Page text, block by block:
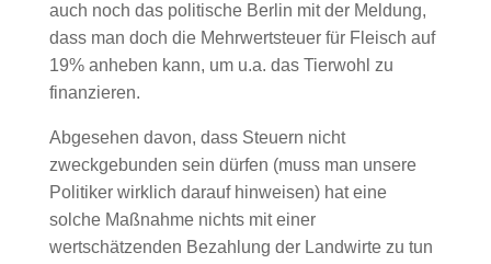
auch noch das politische Berlin mit der Meldung,
dass man doch die Mehrwertsteuer für Fleisch auf
19% anheben kann, um u.a. das Tierwohl zu
finanzieren.
Abgesehen davon, dass Steuern nicht
zweckgebunden sein dürfen (muss man unsere
Politiker wirklich darauf hinweisen) hat eine
solche Maßnahme nichts mit einer
wertschätzenden Bezahlung der Landwirte zu tun